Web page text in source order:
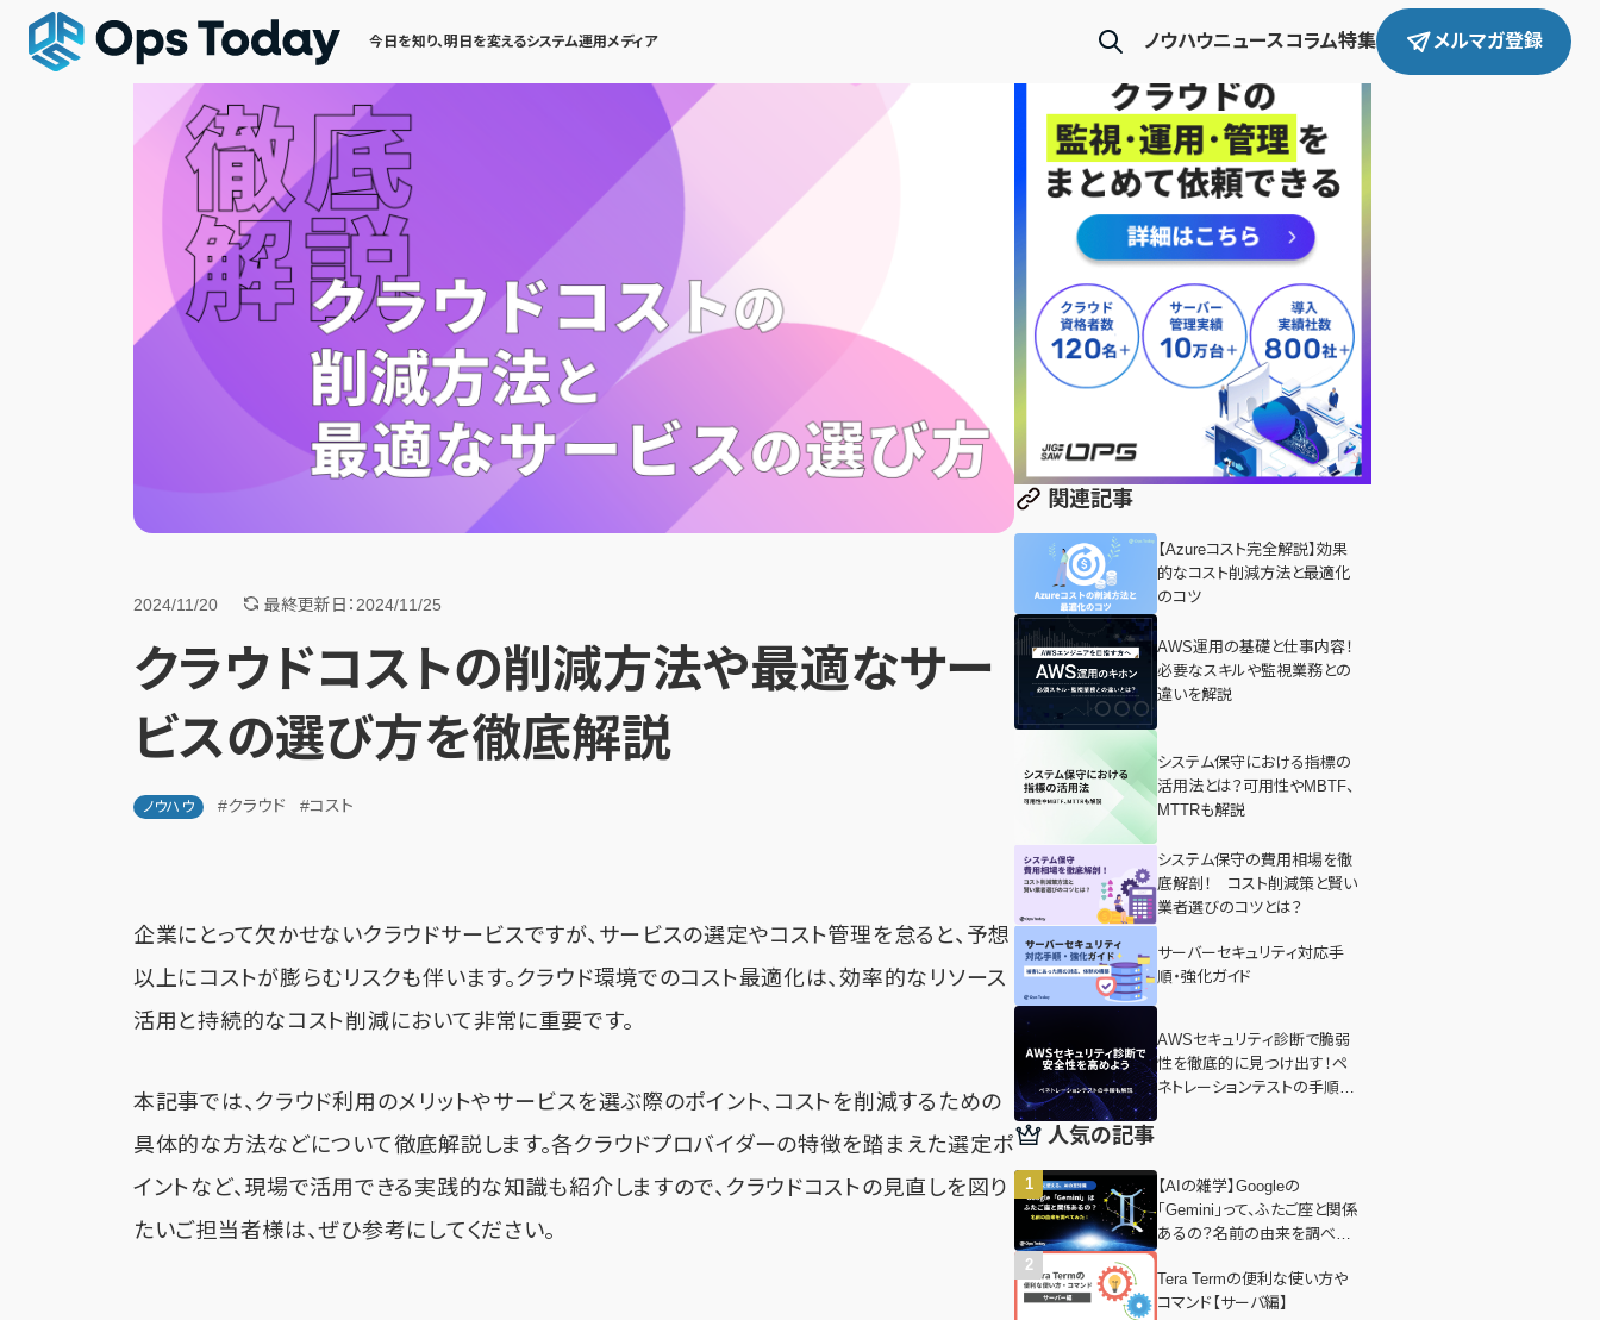
今日を知り、明日を変えるシステム運用メディア ノウハウニュースコラム特集 メルマガ登録
2024/11/20 最終更新日：2024/11/25
クラウドコストの削減方法や最適なサー
ビスの選び方を徹底解説
ノウハウ #クラウド #コスト
企業にとって欠かせないクラウドサービスですが、サービスの選定やコスト管理を怠ると、予想
以上にコストが膨らむリスクも伴います。クラウド環境でのコスト最適化は、効率的なリソース
活用と持続的なコスト削減において非常に重要です。
本記事では、クラウド利用のメリットやサービスを選ぶ際のポイント、コストを削減するための
具体的な方法などについて徹底解説します。各クラウドプロバイダーの特徴を踏まえた選定ポ
イントなど、現場で活用できる実践的な知識も紹介しますので、クラウドコストの見直しを図り
たいご担当者様は、ぜひ参考にしてください。
関連記事
【Azureコスト完全解説】効果
的なコスト削減方法と最適化
のコツ
AWS運用の基礎と仕事内容！
必要なスキルや監視業務との
違いを解説
システム保守における指標の
活用法とは？可用性やMBTF、
MTTRも解説
システム保守の費用相場を徹
底解剖！ コスト削減策と賢い
業者選びのコツとは？
サーバーセキュリティ対応手
順・強化ガイド
AWSセキュリティ診断で脆弱
性を徹底的に見つけ出す！ペ
ネトレーションテストの手順も
人気の記事
【AIの雑学】Googleの
「Gemini」って、ふたご座と関係
あるの？名前の由来を調べて
Tera Termの便利な使い方や
コマンド【サーバ編】